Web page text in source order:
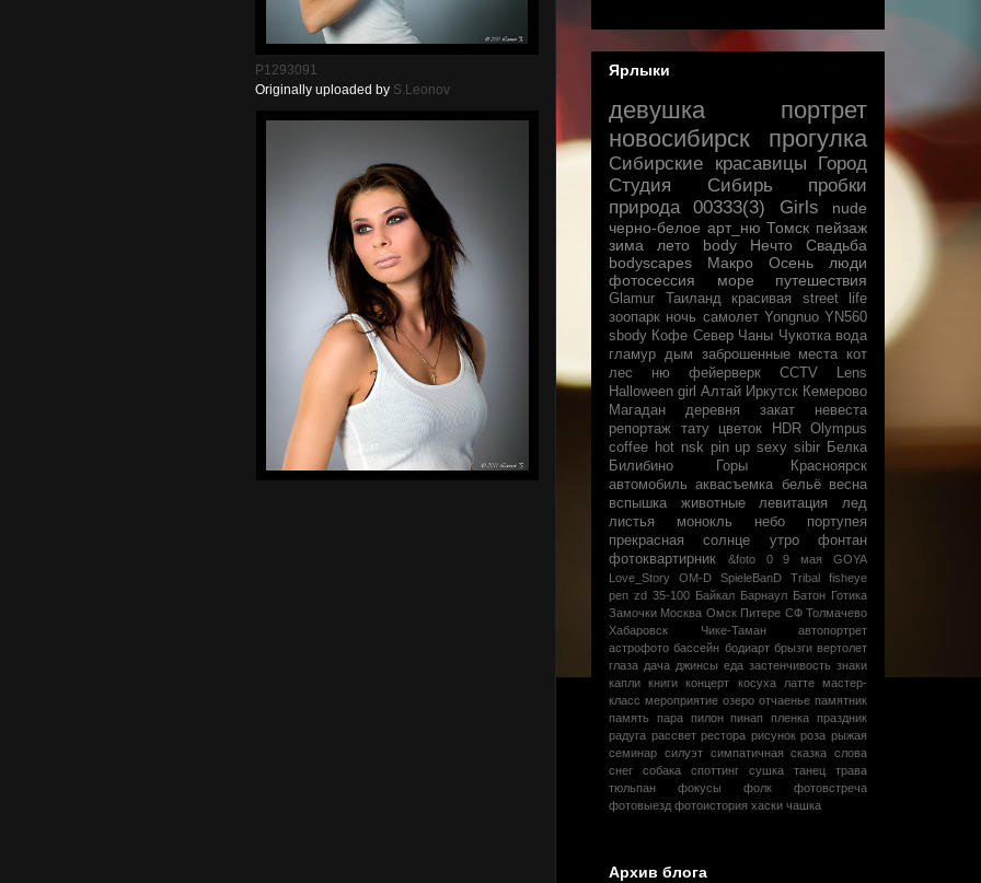
P1293091
Originally uploaded by S.Leonov
Ярлыки
девушка
портрет
новосибирск
прогулка
Сибирские красавицы
Город
Студия
Сибирь
пробки
природа
00333(3) Girls
nude
черно-белое арт_ню Томск пейзаж
зима
лето body Нечто
Свадьба
bodyscapes
Макро Осень
люди
фотосессия
море путешествия
Glamur Таиланд красивая
street life
зоопарк ночь самолет Yongnuo YN560
sbody Кофе Север Чаны Чукотка вода
гламур дым заброшенные места
кот
лес
ню фейерверк
CCTV Lens
Halloween girl Алтай Иркутск Кемерово
Магадан
деревня закат
невеста
репортаж
тату цветок HDR
Olympus
coffee hot nsk pin up sexy sibir Белка
Билибино
Горы
Красноярск
автомобиль аквасъемка бельё весна
вспышка
животные левитация
лед
листья
монокль небо
портупея
прекрасная
солнце утро
фонтан
фотоквартирник
&foto 0 9 мая
GOYA
Love_Story
OM-D SpieleBanD Tribal
fisheye
pen zd 35-100 Байкал Барнаул Батон Готика
Замочки Москва Омск Питере СФ Толмачево
Хабаровск
Чике-Таман
автопортрет
астрофото бассейн бодиарт брызги вертолет
глаза дача джинсы еда застенчивость знаки
капли
книги концерт косуха латте
мастер-
класс мероприятие озеро отчаенье памятник
память
пара пилон пинап пленка праздник
радуга рассвет рестора рисунок роза рыжая
семинар силуэт симпатичная сказка слова
снег
собака споттинг сушка танец
трава
тюльпан
фокусы фолк
фотовстреча
фотовыезд фотоистория хаски чашка
Архив блога